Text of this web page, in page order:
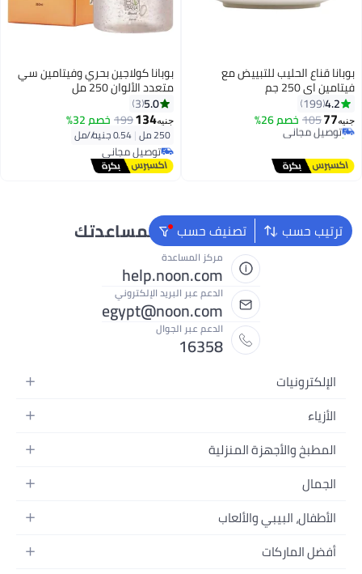
بوبانا قناع الحليب للتبييض مع
فيتامين اي 250 جم
4.2
199
جنيه77
105 خصم 26%
توصيل مجاني
تم بيع +10 مؤخرًا
توصيل مجاني
بوبانا كولاجين بحري وفيتامين سي
متعدد الألوان 250 مل
5.0
3
جنيه134
199 خصم 32%
250 مل |
توصيل مجاني
توصيل مجاني
ترتيب حسب تصنيف حسب
نحن دائماً جاهزون لمساعدتك
مركز المساعدة
help.noon.com
الدعم عبر البريد الإلكتروني
egypt@noon.com
الدعم عبر الجوال
16358
الإلكترونيات
الهواتف المتحركة
أجهزة الكمبيوتر المحمولة
الأجهزة المنزلية
التلفزيونات
سماعات الرأس
الأزياء
أزياء نسائية
أزياء البنات
أزياء الأولاد
ساعات يد للنساء
المطبخ والأجهزة المنزلية
المطبخ وأدوات الطعام
مستلزمات الحمام
ديكورات المنازل
الجمال
العطور النسائية
المكياج
الأطفال، البيبي والألعاب
عربات الأطفال وإكسسواراتها
أفضل الماركات